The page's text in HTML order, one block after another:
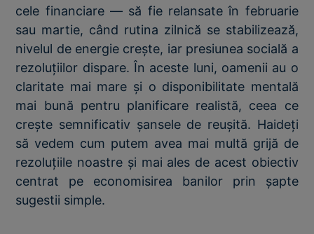
cele financiare — să fie relansate în februarie
sau martie, când rutina zilnică se stabilizează,
nivelul de energie crește, iar presiunea socială a
rezoluțiilor dispare. În aceste luni, oamenii au o
claritate mai mare și o disponibilitate mentală
mai bună pentru planificare realistă, ceea ce
crește semnificativ șansele de reușită. Haideți
să vedem cum putem avea mai multă grijă de
rezoluțiile noastre și mai ales de acest obiectiv
centrat pe economisirea banilor prin șapte
sugestii simple.